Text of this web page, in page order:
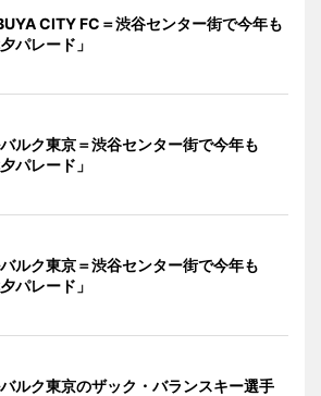
CITY FC＝渋谷センター街で今年も
夕パレード」
ルク東京＝渋谷センター街で今年も
夕パレード」
ルク東京＝渋谷センター街で今年も
夕パレード」
ルク東京のザック・バランスキー選手